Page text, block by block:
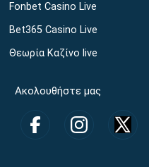
Fonbet Casino Live
Bet365 Casino Live
Θεωρία Καζίνο live
Ακολουθήστε μας